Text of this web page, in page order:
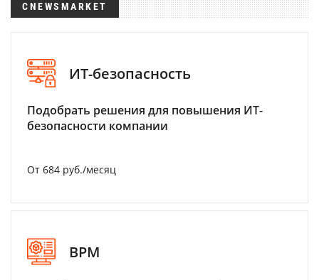
CNEWSMARKET
ИТ-безопасность
Подобрать решения для повышения ИТ-
безопасности компании
От 684 руб./месяц
BPM